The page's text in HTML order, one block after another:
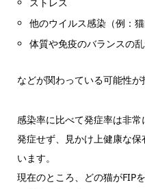
他のウイルス感染（例：
体質や免疫のバランスの
などが関わっている可能性が
感染率に比べて発症率は非
発症せず、見かけ上健康な
います。
現在のところ、どの猫がFIP